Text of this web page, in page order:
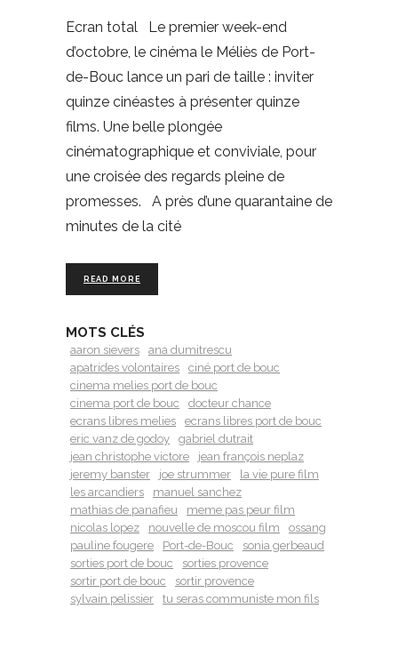
Ecran total Le premier week-end
d’octobre, le cinéma le Méliès de Port-
de-Bouc lance un pari de taille : inviter
quinze cinéastes à présenter quinze
films. Une belle plongée
cinématographique et conviviale, pour
une croisée des regards pleine de
promesses. A près d’une quarantaine de
minutes de la cité
READ MORE
MOTS CLÉS
aaron sievers
ana dumitrescu
apatrides volontaires
ciné port de bouc
cinema melies port de bouc
cinema port de bouc
docteur chance
ecrans libres melies
ecrans libres port de bouc
eric vanz de godoy
gabriel dutrait
jean christophe victore
jean françois neplaz
jeremy banster
joe strummer
la vie pure film
les arcandiers
manuel sanchez
mathias de panafieu
meme pas peur film
nicolas lopez
nouvelle de moscou film
ossang
pauline fougere
Port-de-Bouc
sonia gerbeaud
sorties port de bouc
sorties provence
sortir port de bouc
sortir provence
sylvain pelissier
tu seras communiste mon fils